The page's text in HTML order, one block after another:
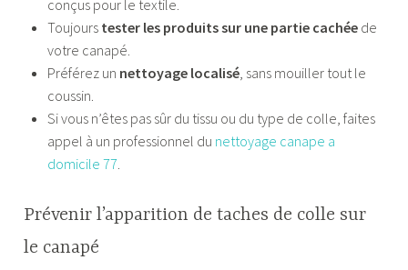
conçus pour le textile.
Toujours tester les produits sur une partie cachéede
votre canapé.
Préférez un nettoyage localisé, sans mouiller tout le
coussin.
Si vous n’êtes pas sûr du tissu ou du type de colle, faites
appel à un professionnel du nettoyage canape a
domicile 77.
Prévenir l’apparition de taches de colle sur
le canapé